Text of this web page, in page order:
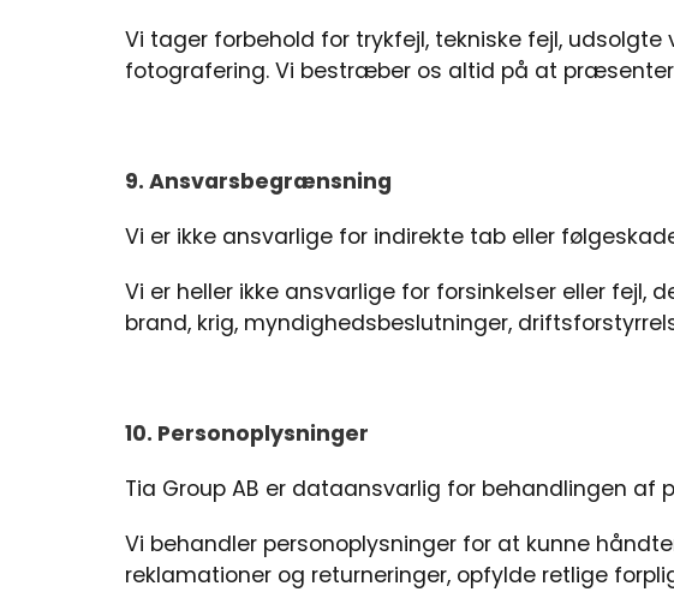
Vi tager forbehold for trykfejl, tekniske fejl,
fotografering. Vi bestræber os altid på at
9. Ansvarsbegrænsning
Vi er ikke ansvarlige for indirekte tab eller
Vi er heller ikke ansvarlige for forsinkelser eller fejl,
brand, krig, myndighedsbeslutninger,
10. Personoplysninger
Tia Group AB er dataansvarlig for behandlingen af
Vi behandler personoplysninger for at kunne
reklamationer og returneringer, opfylde retlige